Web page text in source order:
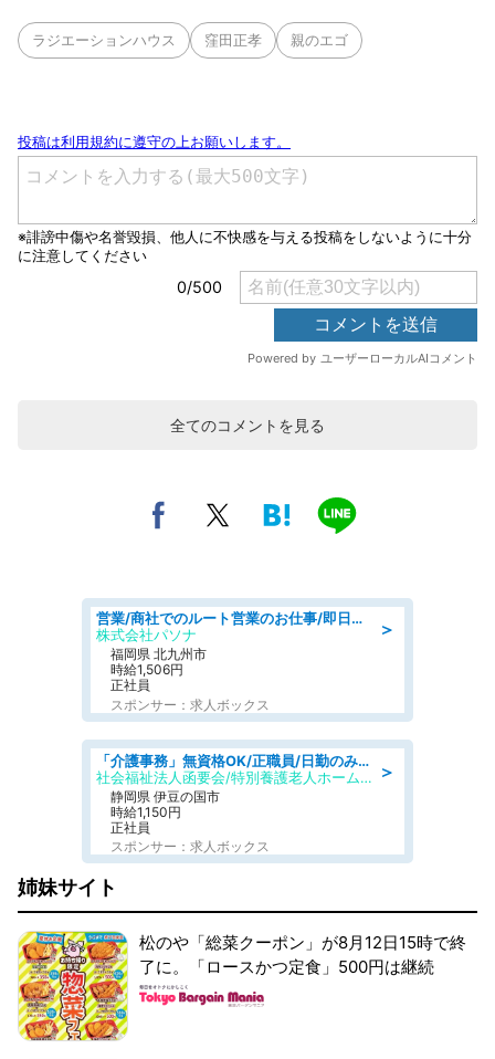
ラジエーションハウス 窪田正孝 親のエゴ
全てのコメントを見る
＞
営業/商社でのルート営業のお仕事/即日勤務可/車通勤可/営業
株式会社パソナ
福岡県 北九州市
時給1,506円
正社員
スポンサー：求人ボックス
＞
「介護事務」無資格OK/正職員/日勤のみ/特別養護老人ホーム
社会福祉法人函要会/特別養護老人ホーム 韮山・ぶなの森
静岡県 伊豆の国市
時給1,150円
正社員
スポンサー：求人ボックス
姉妹サイト
松のや「総菜クーポン」が8月12日15時で終
了に。「ロースかつ定食」500円は継続